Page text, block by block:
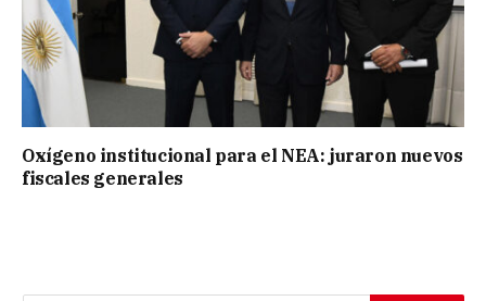
Oxígeno institucional para el NEA: juraron nuevos
fiscales generales